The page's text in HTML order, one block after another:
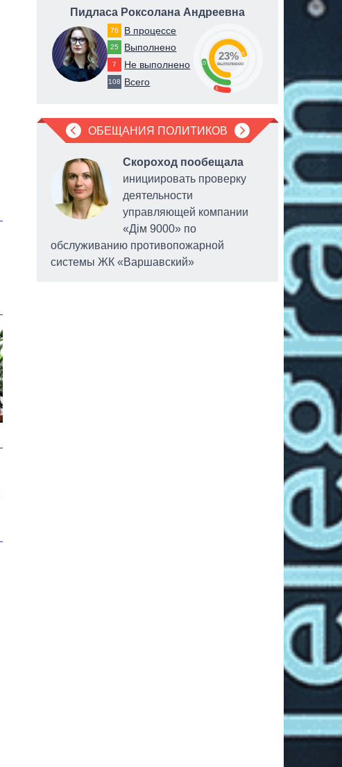
Пидласа Роксолана Андреевна
76 В процессе
25 Выполнено
7 Не выполнено
108 Всего
6
23
71
23%
выполнено
ОБЕЩАНИЯ ПОЛИТИКОВ
Скороход пообещала
инициировать проверку
деятельности
управляющей компании
«Дім 9000» по
обслуживанию противопожарной
системы ЖК «Варшавский»